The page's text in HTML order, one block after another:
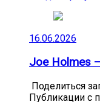
16.06.2026
Joe Holmes
Поделиться
Публикации с